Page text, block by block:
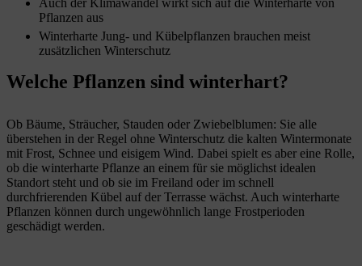
Auch der Klimawandel wirkt sich auf die Winterhärte von
Pflanzen aus
Winterharte Jung- und Kübelpflanzen brauchen meist
zusätzlichen Winterschutz
Welche Pflanzen sind winterhart?
Ob Bäume, Sträucher, Stauden oder Zwiebelblumen: Sie alle
überstehen in der Regel ohne Winterschutz die kalten Wintermonate
mit Frost, Schnee und eisigem Wind. Dabei spielt es aber eine Rolle,
ob die winterharte Pflanze an einem für sie möglichst idealen
Standort steht und ob sie im Freiland oder im schnell
durchfrierenden Kübel auf der Terrasse wächst. Auch winterharte
Pflanzen können durch ungewöhnlich lange Frostperioden
geschädigt werden.